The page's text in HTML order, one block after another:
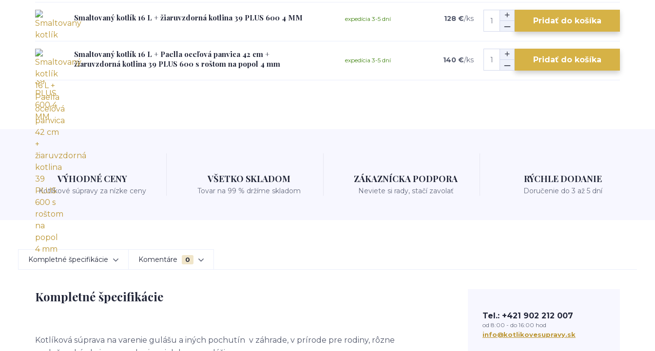
Smaltovaný kotlík 16 L + žiaruvzdorná kotlina 39 PLUS 600 4 MM 128 €/ks
expedícia 3-5 dní Pridať do košíka
Smaltovaný kotlík 16 L + Paella oceľová panvica 42 cm +
žiaruvzdorná kotlina 39 PLUS 600 s roštom na popol 4 mm
140 €/ks
expedícia 3-5 dní Pridať do košíka
VÝHODNÉ CENY
Kotlíkové súpravy za nízke ceny
VŠETKO SKLADOM
Tovar na 99 % držíme skladom
ZÁKAZNÍCKA PODPORA
Neviete si rady, stačí zavolať
RÝCHLE DODANIE
Doručenie do 3 až 5 dní
Kompletné špecifikácie Komentáre 0
Kompletné špecifikácie
Kotlíková súprava na varenie gulášu a iných pochutín v záhrade, v prírode pre rodiny, rôzne
Tel.: +421 902 212 007
od 8:00 - do 16:00 hod
info@kotlikovesupravy.sk